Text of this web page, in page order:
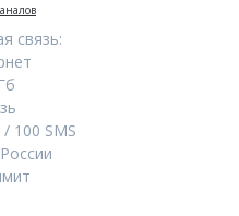
связь:
100 SMS